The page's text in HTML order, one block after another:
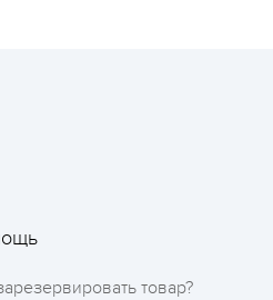
товар?